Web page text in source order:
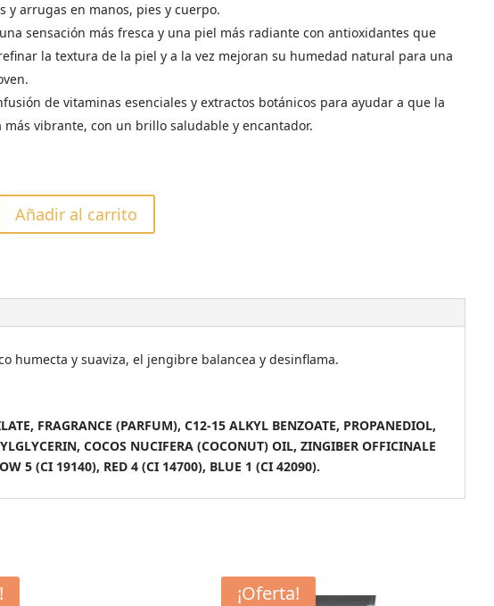
y arrugas en manos, pies y cuerpo.
sensación más fresca y una piel más radiante con antioxidantes que
la textura de la piel y a la vez mejoran su humedad natural para una
de vitaminas esenciales y extractos botánicos para ayudar a que la
más vibrante, con un brillo saludable y encantador.
Añadir al carrito
humecta y suaviza, el jengibre balancea y desinflama.
FRAGRANCE (PARFUM), C12-15 ALKYL BENZOATE, PROPANEDIOL,
COCOS NUCIFERA (COCONUT) OIL, ZINGIBER OFFICINALE
5 (CI 19140), RED 4 (CI 14700), BLUE 1 (CI 42090).
¡Oferta!